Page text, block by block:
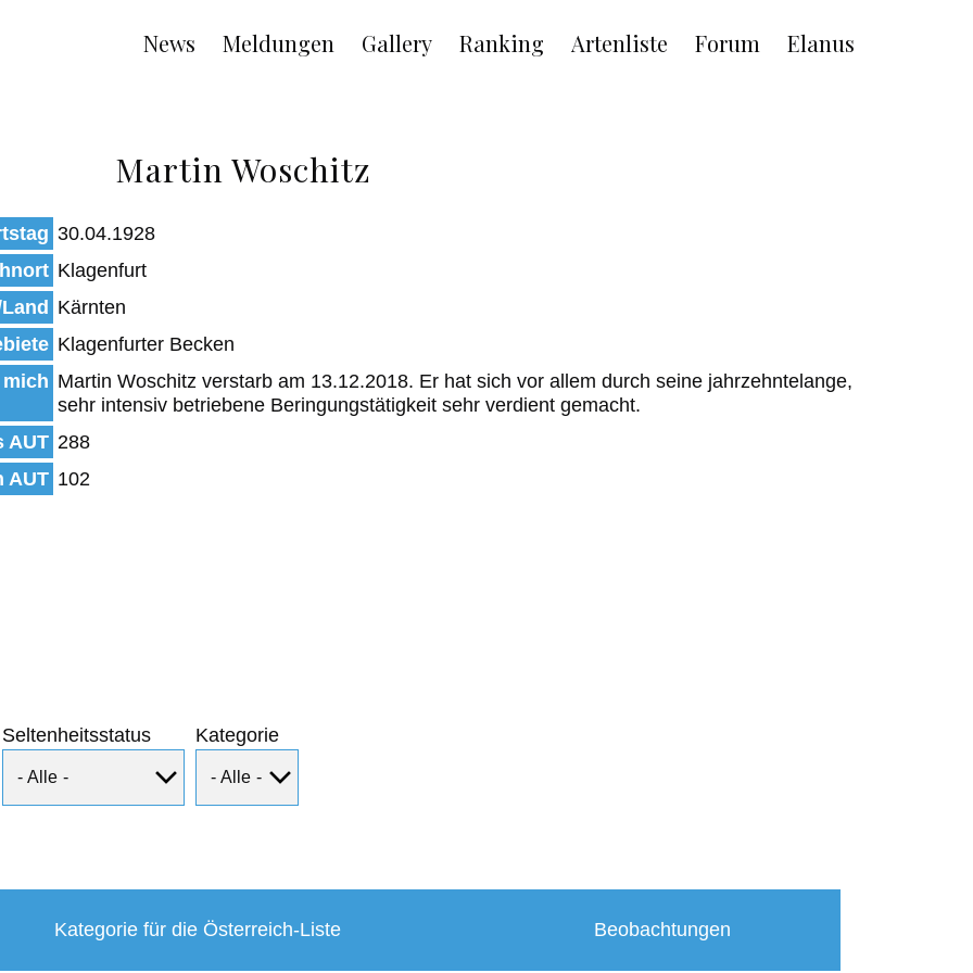
Main
navigation
News Meldungen Gallery Ranking Artenliste Forum Elanus
Martin Woschitz
30.04.1928
Klagenfurt
Kärnten
Klagenfurter Becken
mich Martin Woschitz verstarb am 13.12.2018. Er hat sich vor allem durch seine jahrzehntelange,
sehr intensiv betriebene Beringungstätigkeit sehr verdient gemacht.
AUT 288
AUT 102
Seltenheitsstatus Kategorie
Kategorie für die Österreich-Liste Beobachtungen